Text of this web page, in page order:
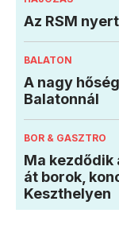
Az RSM
BALATON
A nagy
Balatonnál
BOR & GASZTRO
Ma kezdődik
át borok,
Keszthelyen